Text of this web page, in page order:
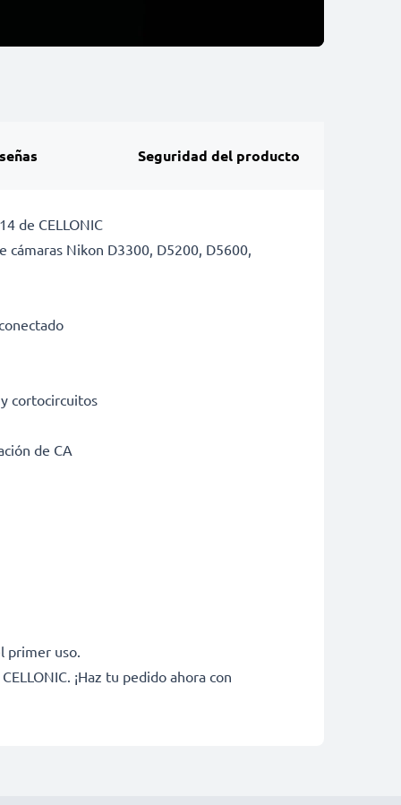
Seguridad del producto
de CELLONIC
cámaras Nikon D3300, D5200, D5600,
cortocircuitos
de CA
primer uso.
¡Haz tu pedido ahora con